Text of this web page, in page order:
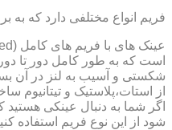
فریم انواع مختلفی دارد که به
است که به طور کامل دور تا
شکستی و آسیب به لنز در آن
از استات،پلاستیک و تیتانیوم
اگر شما به دنبال عینکی
شود از این نوع فریم استفاده